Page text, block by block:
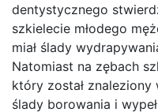
dentystycznego
szkielecie młodego
miał ślady
Natomiast na zębach
który został
ślady borowania i